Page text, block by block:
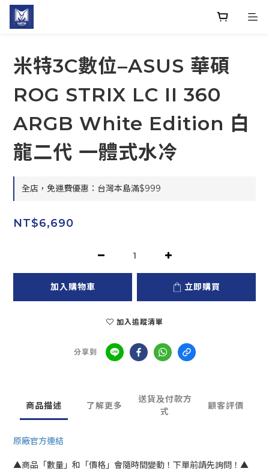
米特3C數位–ASUS 華碩
ROG STRIX LC II 360
ARGB White Edition 白
龍二代 一體式水冷
全店，免運費優惠：台灣本島滿$999
NT$6,690
加入購物車 立即購買
加入追蹤清單
分享到
商品描述 了解更多
送貨及付款方
式
顧客評價
原廠官方連結
▲商品「數量」和「價格」會隨時間變動！下單前請先詢問！▲